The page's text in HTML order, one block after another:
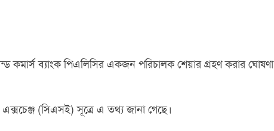
কমার্স ব্যাংক পিএলিসির একজন পরিচালক শেয়ার গ্রহণ করার ঘোষণা
(সিএসই) সূত্রে এ তথ্য জানা গেছে।